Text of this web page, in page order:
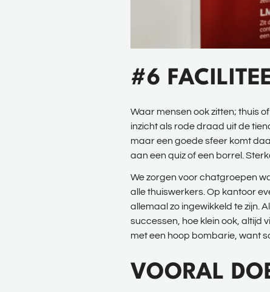
#6
Waar mensen ook zitten; thuis
inzicht als rode draad uit de
maar een goede sfeer komt
aan een quiz of een borrel.
We zorgen voor chatgroepen
alle thuiswerkers. Op kantoor
allemaal zo ingewikkeld te zijn.
successen, hoe klein ook, altijd
met een hoop bombarie, want
VOORAL